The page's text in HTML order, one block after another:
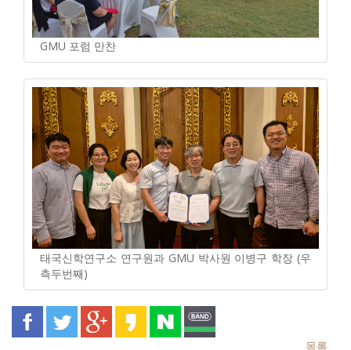
GMU 포럼 만찬
태국신학연구소 연구원과 GMU 박사원 이병구 학장 (우
측두번째)
목록